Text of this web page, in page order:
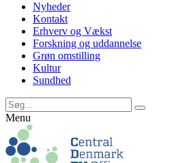
Nyheder
Kontakt
Erhverv og Vækst
Forskning og uddannelse
Grøn omstilling
Kultur
Sundhed
Menu